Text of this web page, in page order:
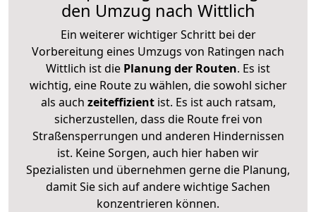
den Umzug nach Wittlich
Ein weiterer wichtiger Schritt bei der
Vorbereitung eines Umzugs von Ratingen nach
Wittlich ist die Planung der Routen. Es ist
wichtig, eine Route zu wählen, die sowohl sicher
als auch zeiteffizientist. Es ist auch ratsam,
sicherzustellen, dass die Route frei von
Straßensperrungen und anderen Hindernissen
ist. Keine Sorgen, auch hier haben wir
Spezialisten und übernehmen gerne die Planung,
damit Sie sich auf andere wichtige Sachen
konzentrieren können.